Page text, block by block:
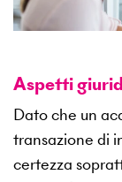
Aspetti
Dato che un
transazione di
certezza